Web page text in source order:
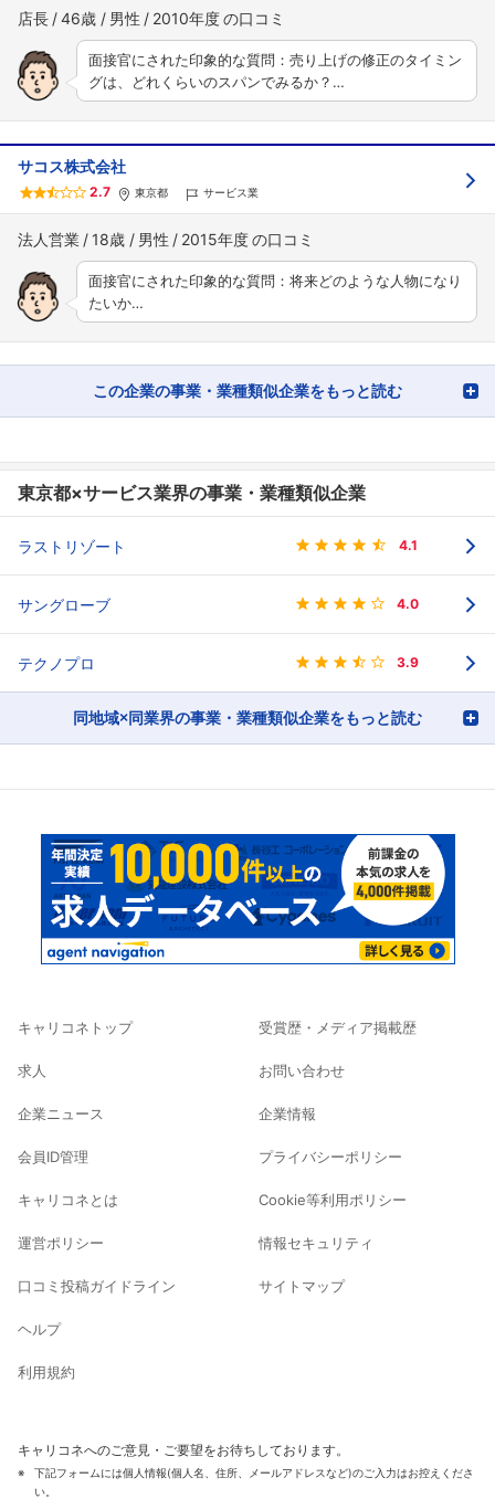
店長 46歳 男性 2010年度
面接官にされた印象的な質問：売り上げの修正のタイミン
グは、どれくらいのスパンでみるか？…
サコス株式会社
2.7 東京都 サービス業
法人営業 18歳 男性 2015年度
面接官にされた印象的な質問：将来どのような人物になり
たいか…
この企業の事業・業種類似企業をもっと読む
東京都×サービス業界の事業・業種類似企業
ラストリゾート 4.1
サングローブ 4.0
テクノプロ 3.9
同地域×同業界の事業・業種類似企業をもっと読む
キャリコネトップ
求人
企業ニュース
会員ID管理
キャリコネとは
運営ポリシー
口コミ投稿ガイドライン
ヘルプ
利用規約
受賞歴・メディア掲載歴
お問い合わせ
企業情報
プライバシーポリシー
Cookie等利用ポリシー
情報セキュリティ
サイトマップ
キャリコネへのご意見・ご要望をお待ちしております。
下記フォームには個人情報(個人名、住所、メールアドレスなど)のご入力はお控えくださ
い。